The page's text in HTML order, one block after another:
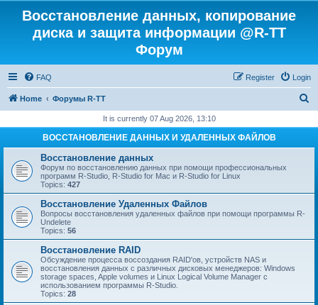
Восстановление данных, копирование
диска и защита информации @R-TT
Форум
FAQ Login
Register
Home Форумы R-TT
r
It is currently 07 Aug 2026, 13:10
ВОССТАНОВЛЕНИЕ ДАННЫХ И УДАЛЕННЫХ ФАЙЛОВ
Восстановление данных
Форум по восстановлению данных при помощи профессиональных
программ R-Studio, R-Studio for Mac и R-Studio for Linux
Topics: 427
Восстановление Удаленных Файлов
Вопросы восстановления удаленных файлов при помощи программы R-
Undelete
Topics: 56
Восстановление RAID
Обсуждение процесса воссоздания RAID'ов, устройств NAS и
восстановления данных с различных дисковых менеджеров: Windows
storage spaces, Apple volumes и Linux Logical Volume Manager с
использованием программы R-Studio.
Topics: 28